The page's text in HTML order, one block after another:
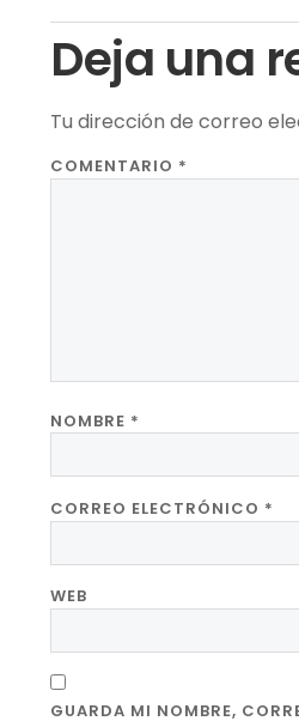
Deja una
Tu dirección de correo
COMENTARIO *
NOMBRE *
CORREO ELECTRÓNICO *
WEB
GUARDA MI NOMBRE,